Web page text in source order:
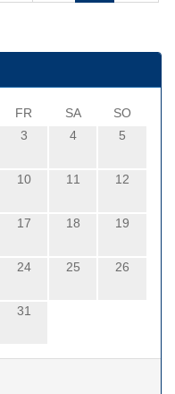
FR SA
SO
3 4 5
10 11 12
17 18 19
24 25 26
31